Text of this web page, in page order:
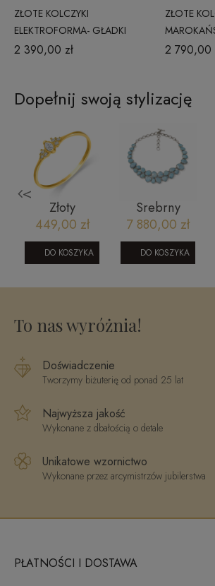
ZŁOTE KOLCZYKI
ELEKTROFORMA- GŁADKI
OWAL
2 390,00 zł
ZŁOTE
2 790,00
Dopełnij swoją stylizację
<
Złoty
pierścionek
cyrkonia
owalna
oprawiona
cyrkoniami
449,00 zł
DO KOSZYKA
Srebrny
naszyjnik z
larimarem
7 880,00 zł
DO KOSZYKA
To nas wyróżnia!
Doświadczenie
Tworzymy biżuterię od ponad 25 lat
Najwyższa jakość
Wykonane z dbałością o detale
Unikatowe wzornictwo
Wykonane przez arcymistrzów jubilerstwa
PŁATNOŚCI I DOSTAWA